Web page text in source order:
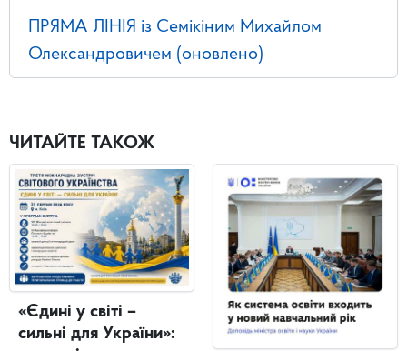
ПРЯМА ЛІНІЯ із Семікіним Михайлом
Олександровичем (оновлено)
ЧИТАЙТЕ ТАКОЖ
«Єдині у світі –
сильні для України»: